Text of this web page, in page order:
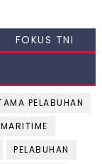
FOKUS TNI
PELABUHAN
MARITIME
PELABUHAN